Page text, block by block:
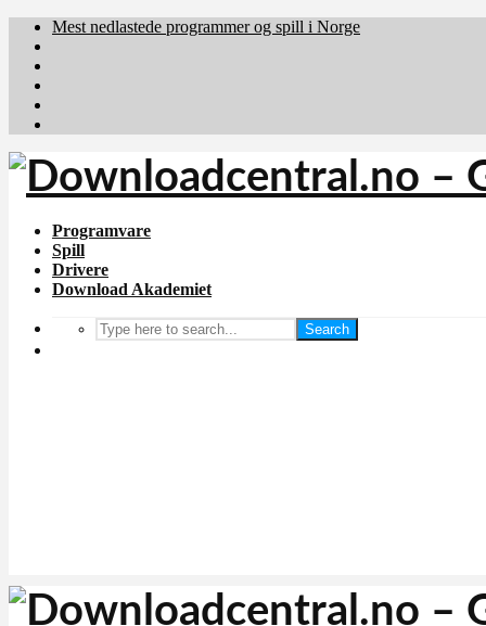
Mest nedlastede programmer og spill i Norge
Programvare
Spill
Drivere
Download Akademiet
Search